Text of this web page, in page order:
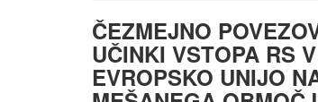
ČEZMEJNO
UČINKI VSTOPA RS
EVROPSKO UNIJO